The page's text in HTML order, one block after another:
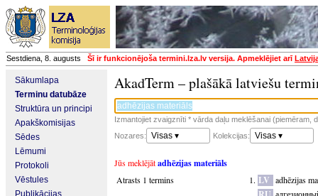
Sestdiena, 8. augusts Šī ir funkcionējoša termini.lza.lv versija. Apmeklējiet arī
Sākumlapa
Terminu datubāze
Struktūra un principi
Apakškomisijas
Sēdes
Lēmumi
Protokoli
Vēstules
Publikācijas
AkadTerm – plašākā latviešu
Izmantojiet zvaigznīti * vārda daļu meklēšanai (piemēram,
Nozares:
Visas ▾ Kolekcijas: Visas ▾
Jūs meklējātadhēzijas materiāls
Atrasts 1 termins
LV adhēzijas